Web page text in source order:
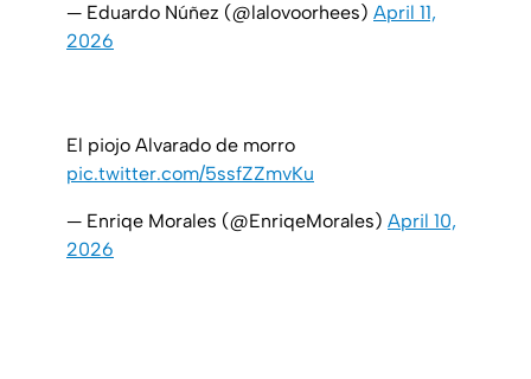
— Eduardo Núñez (@lalovoorhees) April 11,
2026
El piojo Alvarado de morro
pic.twitter.com/5ssfZZmvKu
— Enriqe Morales (@EnriqeMorales) April 10,
2026